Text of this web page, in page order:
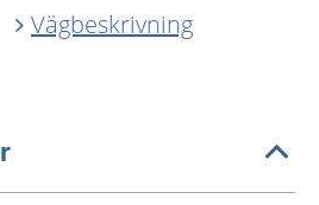
Vägbeskrivning